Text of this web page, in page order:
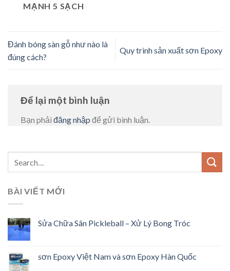
MẠNH 5 SẠCH
Đánh bóng sàn gỗ như nào là
đúng cách?
Quy trình sản xuất sơn Epoxy
Để lại một bình luận
Bạn phải đăng nhập để gửi bình luận.
BÀI VIẾT MỚI
Sửa Chữa Sân Pickleball – Xử Lý Bong Tróc
sơn Epoxy Việt Nam và sơn Epoxy Hàn Quốc